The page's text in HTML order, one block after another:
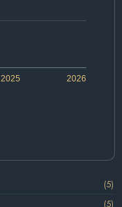
2026
2025
(5)
(5)